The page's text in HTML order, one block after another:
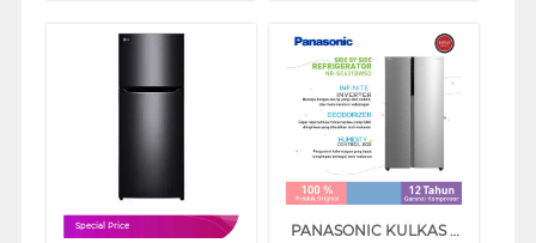
Special Price PANASONIC KULKAS SIDE BY SIDE REFRIGERATOR NRSC631BWSD